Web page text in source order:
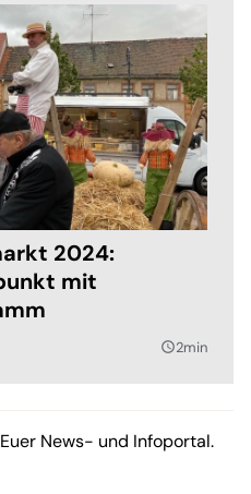
2024:
mit
query_builder2min
News- und Infoportal.